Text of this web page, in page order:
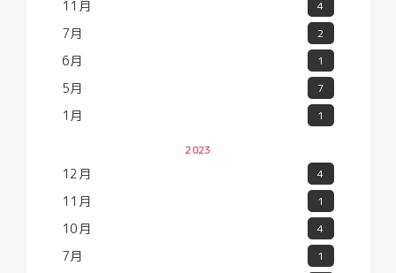
11月 4
7月 2
6月 1
5月 7
1月 1
2023
12月 4
11月 1
10月 4
7月 1